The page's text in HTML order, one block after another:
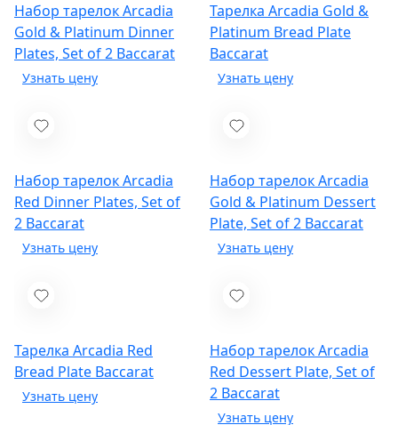
Набор тарелок Arcadia
Gold & Platinum Dinner
Plates, Set of 2 Baccarat
Тарелка Arcadia Gold &
Platinum Bread Plate
Baccarat
Набор тарелок Arcadia
Red Dinner Plates, Set of
2 Baccarat
Набор тарелок Arcadia
Gold & Platinum Dessert
Plate, Set of 2 Baccarat
Тарелка Arcadia Red
Bread Plate Baccarat
Набор тарелок Arcadia
Red Dessert Plate, Set of
2 Baccarat